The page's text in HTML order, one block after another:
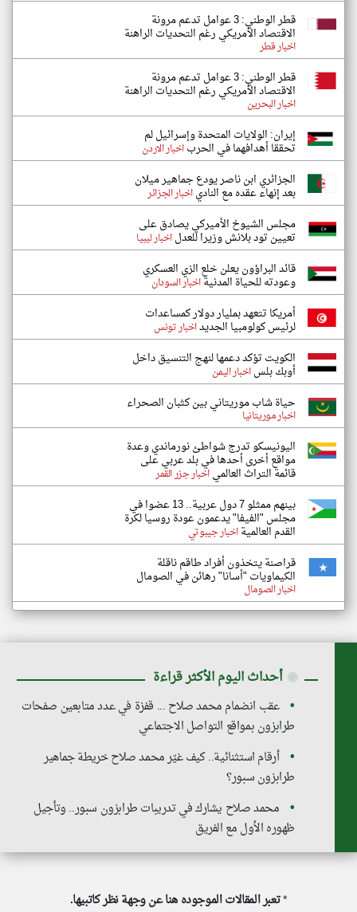
قطر الوطني: 3 عوامل تدعم مرونة
الاقتصاد الأمريكي رغم التحديات الراهنة
اخبار قطر
قطر الوطني: 3 عوامل تدعم مرونة
الاقتصاد الأمريكي رغم التحديات الراهنة
اخبار البحرين
إيران: الولايات المتحدة وإسرائيل لم
تحققا أهدافهما في الحرباخبار الاردن
الجزائري ابن ناصر يودع جماهير ميلان
بعد إنهاء عقده مع النادياخبار الجزائر
مجلس الشيوخ الأميركي يصادق على
تعيين تود بلانش وزيرا للعدلاخبار ليبيا
قائد البراؤون يعلن خلع الزي العسكري
وعودته للحياة المدنيةاخبار السودان
أمريكا تتعهد بمليار دولار كمساعدات
لرئيس كولومبيا الجديداخبار تونس
الكويت تؤكد دعمها لنهج التنسيق داخل
أوبك بلساخبار اليمن
حياة شاب موريتاني بين كثبان الصحراء
اخبار موريتانيا
اليونيسكو تدرج شواطئ نورماندي وعدة
مواقع أخرى أحدها في بلد عربي على
قائمة التراث العالمياخبار جزر القمر
بينهم ممثلو 7 دول عربية.. 13 عضوا في
مجلس "الفيفا" يدعمون عودة روسيا لكرة
القدم العالميةاخبار جيبوتي
قراصنة يتخذون أفراد طاقم ناقلة
الكيماويات "أسانا" رهائن في الصومال
اخبار الصومال
◉ أحداث اليوم الأكثر قراءة
عقب انضمام محمد صلاح ... قفزة في عدد متابعين صفحات
طرابزون بمواقع التواصل الاجتماعي
أرقام استثنائية.. كيف غيّر محمد صلاح خريطة جماهير
طرابزون سبور؟
محمد صلاح يشارك في تدريبات طرابزون سبور.. وتأجيل
ظهوره الأول مع الفريق
*تعبر المقالات الموجوده هنا عن وجهة نظر كاتبيها.